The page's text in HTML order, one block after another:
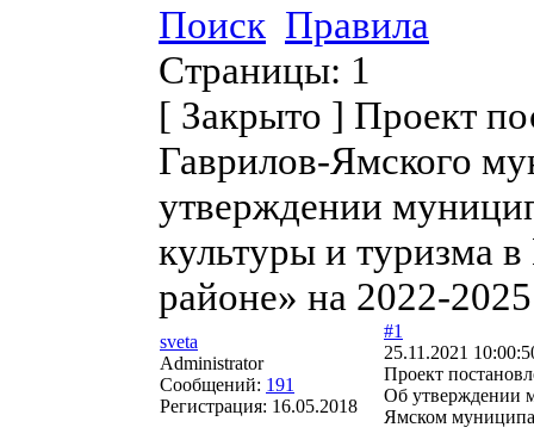
Поиск Правила
Страницы: 1
[ Закрыто ] Проект
Гаврилов-Ямского
утверждении
культуры и туризма
районе» на 2022-
sveta
Administrator
Сообщений: 191
Регистрация: 16.05.2018
#1
25.11.2021
Проект
Об утверждении
Ямском